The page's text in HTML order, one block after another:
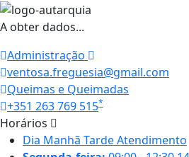
A obter dados...
Administração
ventosa.freguesia@gmail.com
Queimas e Queimadas
+351 263 769 515*
Horários
Dia Manhã TardeAtendimento